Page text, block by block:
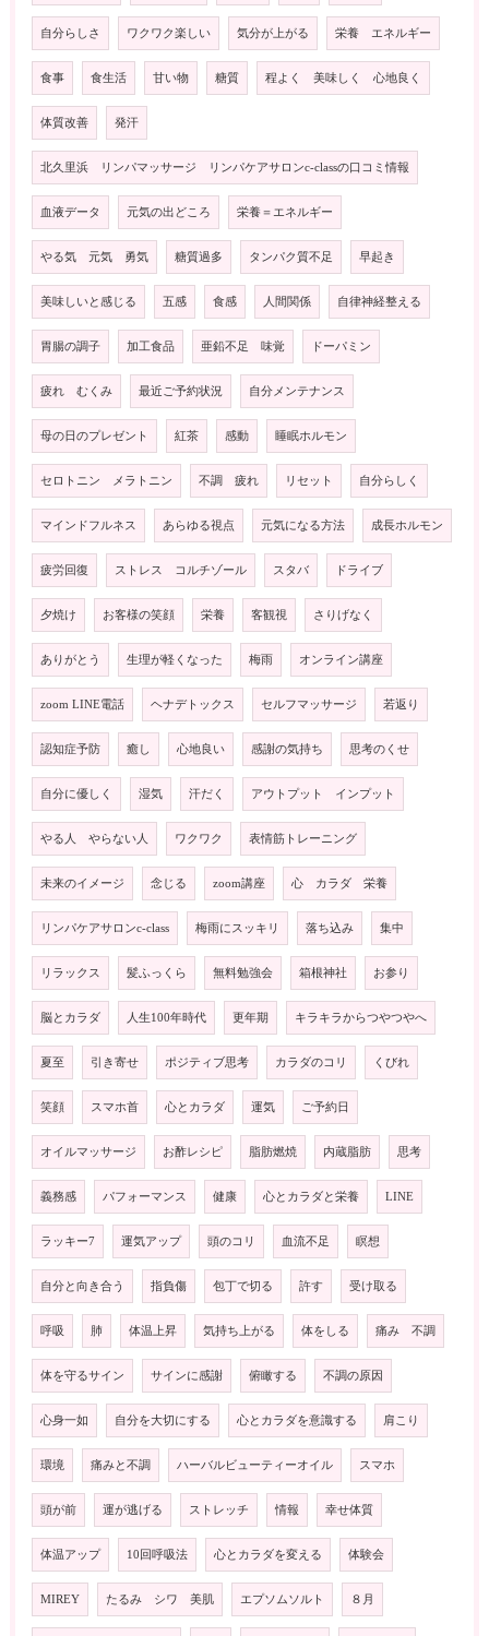
自分らしさ ワクワク楽しい 気分が上がる 栄養 エネルギー
食事 食生活 甘い物 糖質 程よく 美味しく 心地良く
体質改善 発汗
北久里浜 リンパマッサージ リンパケアサロンc-classの口コミ情報
血液データ 元気の出どころ 栄養＝エネルギー
やる気 元気 勇気 糖質過多 タンパク質不足 早起き
美味しいと感じる 五感 食感 人間関係 自律神経整える
胃腸の調子 加工食品 亜鉛不足 味覚 ドーパミン
疲れ むくみ 最近ご予約状況 自分メンテナンス
母の日のプレゼント 紅茶 感動 睡眠ホルモン
セロトニン メラトニン 不調 疲れ リセット 自分らしく
マインドフルネス あらゆる視点 元気になる方法 成長ホルモン
疲労回復 ストレス コルチゾール スタバ ドライブ
夕焼け お客様の笑顔 栄養 客観視 さりげなく
ありがとう 生理が軽くなった 梅雨 オンライン講座
zoom LINE電話 ヘナデトックス セルフマッサージ 若返り
認知症予防 癒し 心地良い 感謝の気持ち 思考のくせ
自分に優しく 湿気 汗だく アウトプット インプット
やる人 やらない人 ワクワク 表情筋トレーニング
未来のイメージ 念じる zoom講座 心 カラダ 栄養
リンパケアサロンc-class 梅雨にスッキリ 落ち込み 集中
リラックス 髪ふっくら 無料勉強会 箱根神社 お参り
脳とカラダ 人生100年時代 更年期 キラキラからつやつやへ
夏至 引き寄せ ポジティブ思考 カラダのコリ くびれ
笑顔 スマホ首 心とカラダ 運気 ご予約日
オイルマッサージ お酢レシピ 脂肪燃焼 内蔵脂肪 思考
義務感 パフォーマンス 健康 心とカラダと栄養 LINE
ラッキー7 運気アップ 頭のコリ 血流不足 瞑想
自分と向き合う 指負傷 包丁で切る 許す 受け取る
呼吸 肺 体温上昇 気持ち上がる 体をしる 痛み 不調
体を守るサイン サインに感謝 俯瞰する 不調の原因
心身一如 自分を大切にする 心とカラダを意識する 肩こり
環境 痛みと不調 ハーバルビューティーオイル スマホ
頭が前 運が逃げる ストレッチ 情報 幸せ体質
体温アップ 10回呼吸法 心とカラダを変える 体験会
MIREY たるみ シワ 美肌 エプソムソルト ８月